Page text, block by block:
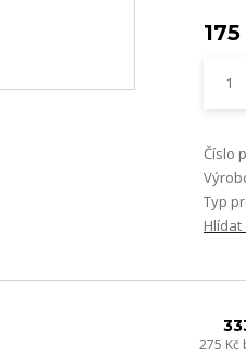
Číslo
Typ
275 Kč